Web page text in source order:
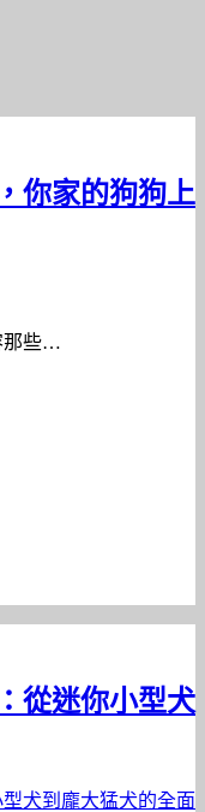
你家的狗狗上
那些…
從迷你小型犬